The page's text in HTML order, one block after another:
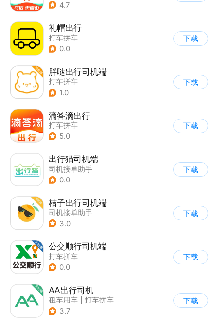
4.7
礼帽出行
打车拼车
0.0
下载
胖哒出行司机端
打车拼车
1.0
下载
滴答滴出行
打车拼车
5.0
下载
出行猫司机端
司机接单助手
0.0
下载
桔子出行司机端
司机接单助手
3.0
下载
公交顺行司机端
打车拼车
0.0
下载
AA出行司机
租车用车
打车拼车
3.7
下载